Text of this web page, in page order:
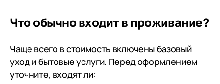
остальных
вечер.
эта её идея
Что обычно входит в проживание?
Чаще всего в стоимость включены базовый
уход и бытовые услуги. Перед оформлением
уточните, входят ли: